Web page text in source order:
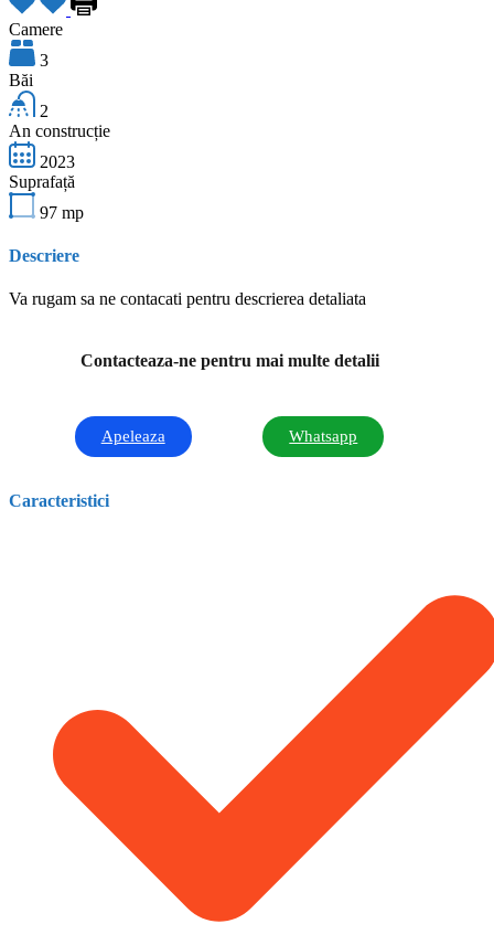
Camere
3
Băi
2
An construcție
2023
Suprafață
97 mp
Descriere
Va rugam sa ne contacati pentru descrierea detaliata
Contacteaza-ne pentru mai multe detalii
Apeleaza Whatsapp
Caracteristici